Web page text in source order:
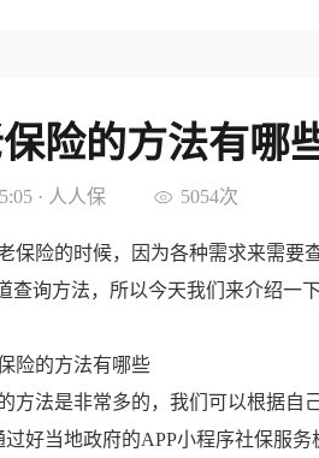
险的方法有哪
· 人人保 5054次
保险的时候，因为各种需求来需要
查询方法，所以今天我们来介绍一
险的方法有哪些
方法是非常多的，我们可以根据自
过好当地政府的APP小程序社保服